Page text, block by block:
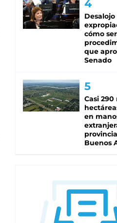
cómo
que
Senado
Casi 290
en
Buenos